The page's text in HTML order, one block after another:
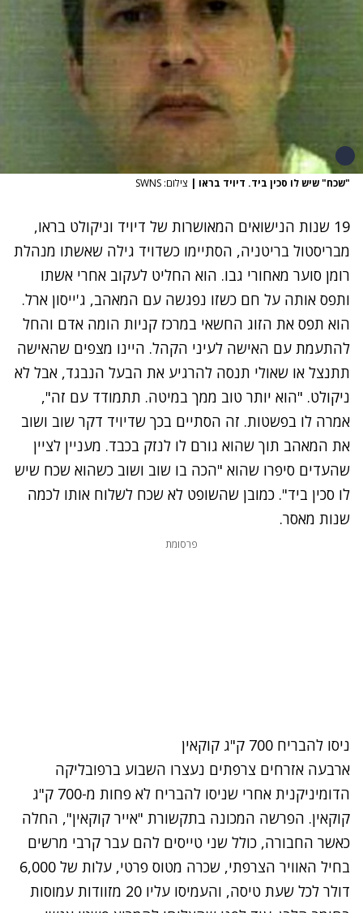
"שכח" שיש לו סכין ביד. דיויד בראו | צילום: SWNS
19 שנות הנישואים המאושרות של דיויד וניקולט בראו,
מבריסטול בריטניה, הסתיימו כשדויד גילה שאשתו מנהלת
רומן סוער מאחורי גבו. הוא החליט לעקוב אחרי אשתו
ותפס אותה על חם כשזו נפגשה עם המאהב, ג'ייסון ארל.
הוא תפס את הזוג החשאי במרכז קניות הומה אדם והחל
להתעמת עם האישה לעיני הקהל. היינו מצפים שהאישה
תתנצל או שאולי תנסה להרגיע את הבעל הנבגד, אבל לא
ניקולט. "הוא יותר טוב ממך במיטה. תתמודד עם זה",
אמרה לו בפשטות. זה הסתיים בכך שדיויד דקר שוב ושוב
את המאהב תוך שהוא גורם לו לנזק בכבד. מעניין לציין
שהעדים סיפרו שהוא "הכה בו שוב ושוב כשהוא שכח שיש
לו סכין ביד". כמובן שהשופט לא שכח לשלוח אותו לכמה
שנות מאסר.
פרסומת
ניסו להבריח 700 ק"ג קוקאין
ארבעה אזרחים צרפתים נעצרו השבוע ברפובליקה
הדומיניקנית אחרי שניסו להבריח
לא פחות מ-700 ק"ג
קוקאין. הפרשה המכונה בתקשורת "אייר קוקאין", החלה
כאשר החבורה, כולל שני טייסים להם עבר קרבי מרשים
בחיל האוויר הצרפתי, שכרה מטוס פרטי, עלות של 6,000
דולר לכל שעת טיסה, והעמיסו עליו 20 מזוודות עמוסות